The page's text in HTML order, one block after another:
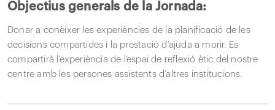
Objectius generals de la Jornada:
Donar a conèixer les experiències de la planificació de les
decisions compartides i la prestació d’ajuda a morir. Es
compartirà l’experiència de l’espai de reflexió ètic del nostre
centre amb les persones assistents d’altres institucions.